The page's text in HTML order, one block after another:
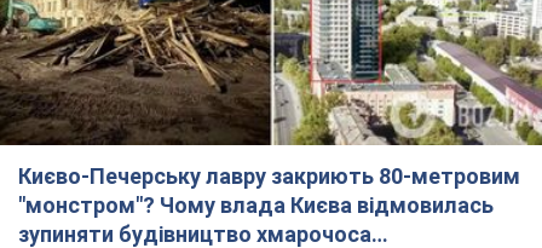
Києво-Печерську лавру закриють 80-метровим
"монстром"? Чому влада Києва відмовилась
зупиняти будівництво хмарочоса